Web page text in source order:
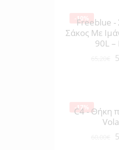
-10%
Freeblue -
Σάκος Με
90L –
-17%
C4 - Θήκη